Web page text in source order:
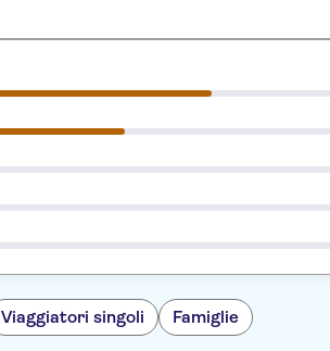
Viaggiatori singoli Famiglie